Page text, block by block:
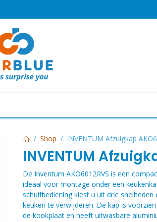
HOT
Shop INVENTUM Afzuigkap
INVENTUM
De Inventum AKO6012RVS is een
ideaal voor montage onder een
schuifbediening kiest u uit drie
keuken te verwijderen. De kap is
de kookplaat en heeft uitwasbare